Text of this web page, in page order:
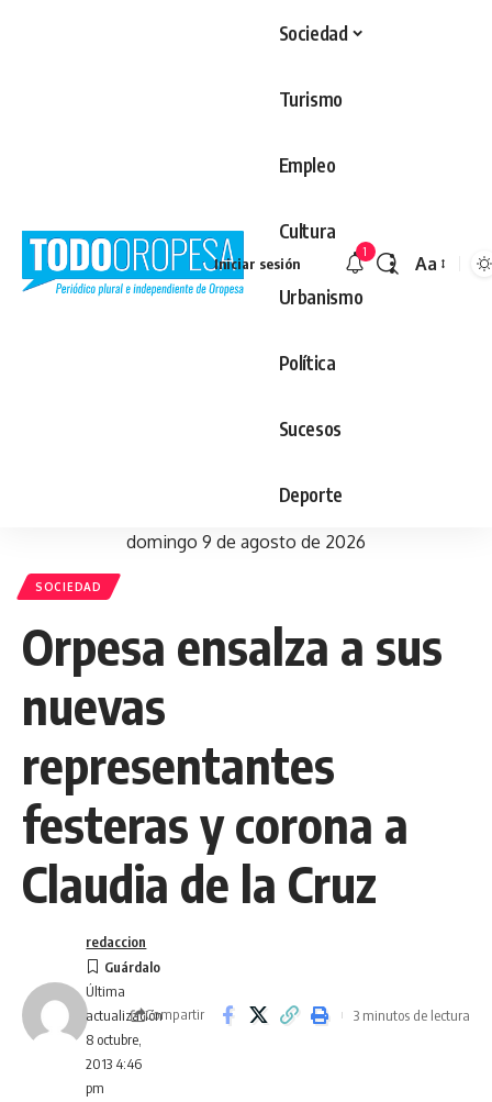
Sociedad
Turismo
Empleo
Cultura
Urbanismo
Política
Sucesos
Deporte
Iniciar sesión
1
Aa
domingo 9 de agosto de 2026
SOCIEDAD
Orpesa ensalza a sus
nuevas
representantes
festeras y corona a
Claudia de la Cruz
Última
actualización
8 octubre,
2013 4:46
pm
redaccion
Compartir 3 minutos de lectura